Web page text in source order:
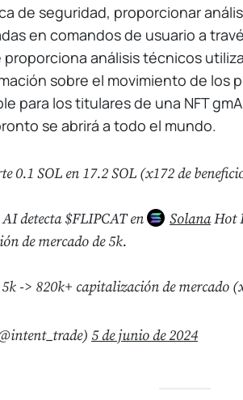
de seguridad, proporcionar
en comandos de usuario a
análisis técnicos
sobre el movimiento de los
para los titulares de una NFT
se abrirá a todo el mundo.
0.1 SOL en 17.2 SOL (x172 de
detecta $FLIPCAT en SolanaHot
de mercado de 5k.
-> 820k+ capitalización de mercado
5 de junio de 2024